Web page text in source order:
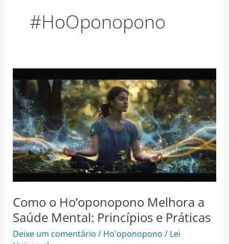
k a
m
s
t
#HoOponopono
Como o Ho’oponopono Melhora a
Saúde Mental: Princípios e Práticas
Deixe um comentário / Ho'oponopono / Lei
o
Ho’oponopono
Melhora
a
Saúde
Mental:
Princípios
e
Práticas